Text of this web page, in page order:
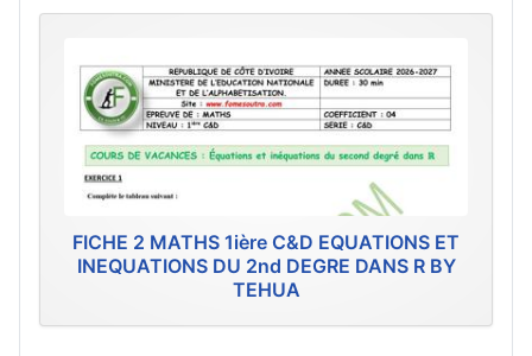
FICHE 2 MATHS 1ière C&D EQUATIONS ET
INEQUATIONS DU 2nd DEGRE DANS R BY
TEHUA